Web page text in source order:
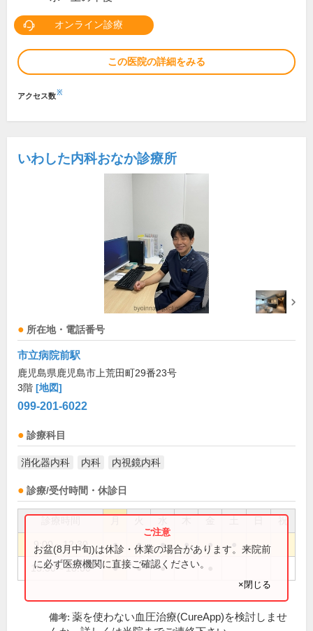
オンライン診療
この医院の詳細をみる
アクセス数※
いわした内科おなか診療所
所在地・電話番号
市立病院前駅
鹿児島県鹿児島市上荒田町29番23号
3階 [地図]
099-201-6022
診療科目
消化器内科 内科 内視鏡内科
診療/受付時間・休診日
祝
9:00～12:30 ● ● ● ● ●
15:30～18:00 ● ● ●
お盆(8月中旬)は休診・休業の場合があります。来院前
に必ず医療機関に直接ご確認ください。
×閉じる
備考: 薬を使わない血圧治療(CureApp)を検討しませ